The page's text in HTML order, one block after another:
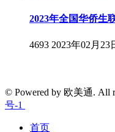
2023年全国华侨生
4693 2023年02月23
© Powered by 欧美通. All
号-1
首页